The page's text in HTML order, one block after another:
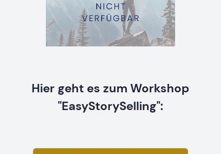
Hier geht es zum Workshop
"EasyStorySelling":